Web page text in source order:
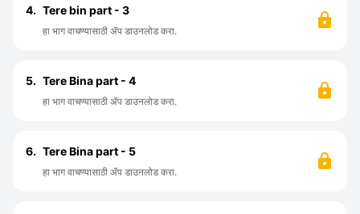
4. Tere bin part - 3
हा भाग वाचण्यासाठी ॲप डाउनलोड करा.
5. Tere Bina part - 4
हा भाग वाचण्यासाठी ॲप डाउनलोड करा.
6. Tere Bina part - 5
हा भाग वाचण्यासाठी ॲप डाउनलोड करा.